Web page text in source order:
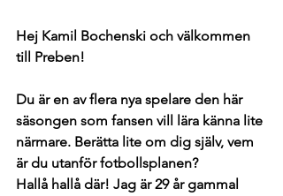
Hej Kamil Bochenski och välkommen
till Preben!
Du är en av flera nya spelare den här
säsongen som fansen vill lära känna lite
närmare. Berätta lite om dig själv, vem
är du utanför fotbollsplanen?
Hallå hallå där! Jag är 29 år gammal